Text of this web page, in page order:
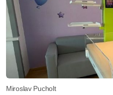
Miroslav Pucholt